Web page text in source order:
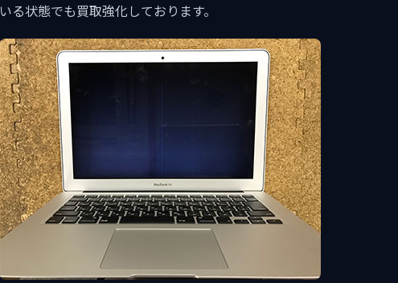
いる状態でも買取強化しております。